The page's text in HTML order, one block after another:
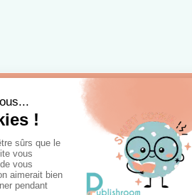
Fabrication française